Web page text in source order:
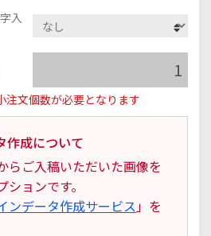
入
文個数が必要となります
作成について
らご入稿いただいた画像を
ョンです。
ンデータ作成サービス 」を